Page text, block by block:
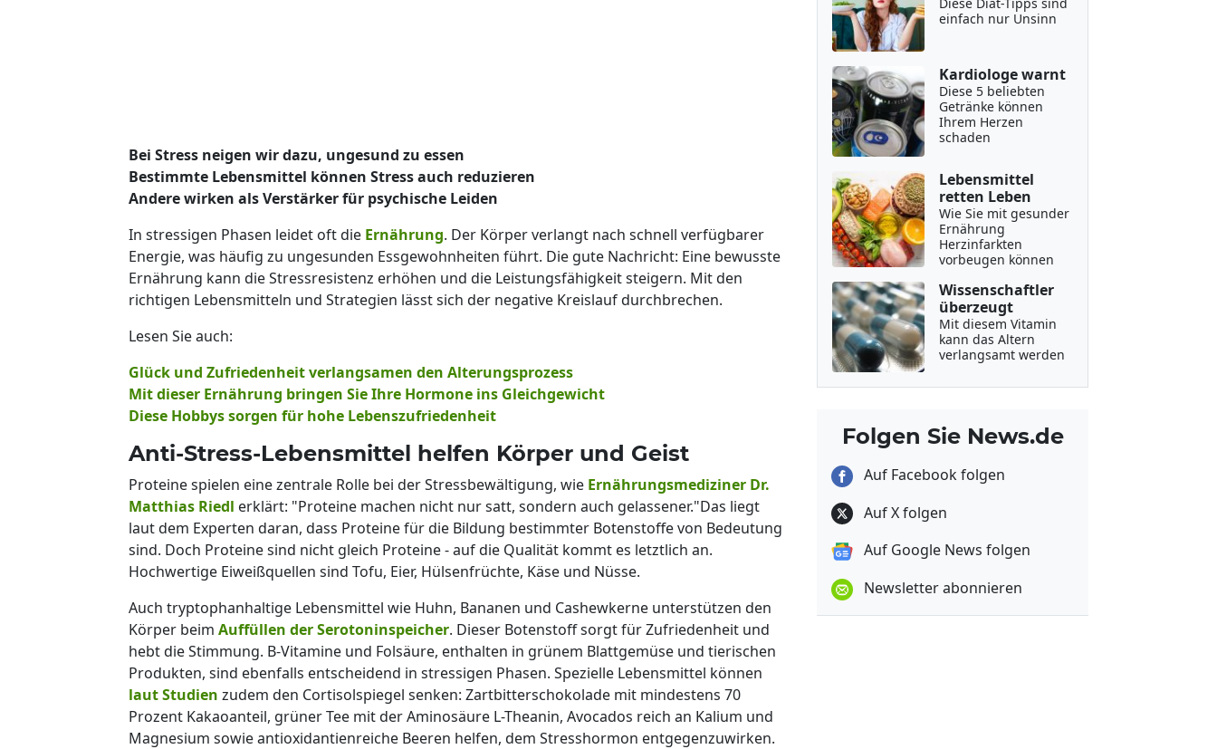
Bei Stress neigen wir dazu, ungesund zu essen
Bestimmte Lebensmittel können Stress auch reduzieren
Andere wirken als Verstärker für psychische Leiden
In stressigen Phasen leidet oft die Ernährung. Der Körper verlangt nach schnell verfügbarer
Energie, was häufig zu ungesunden Essgewohnheiten führt. Die gute Nachricht: Eine bewusste
Ernährung kann die Stressresistenz erhöhen und die Leistungsfähigkeit steigern. Mit den
richtigen Lebensmitteln und Strategien lässt sich der negative Kreislauf durchbrechen.
Lesen Sie auch:
Glück und Zufriedenheit verlangsamen den Alterungsprozess
Mit dieser Ernährung bringen Sie Ihre Hormone ins Gleichgewicht
Diese Hobbys sorgen für hohe Lebenszufriedenheit
Anti-Stress-Lebensmittel helfen Körper und Geist
Proteine spielen eine zentrale Rolle bei der Stressbewältigung, wie Ernährungsmediziner Dr.
Matthias Riedl erklärt: "Proteine machen nicht nur satt, sondern auch gelassener."Das liegt
laut dem Experten daran, dass Proteine für die Bildung bestimmter Botenstoffe von Bedeutung
sind. Doch Proteine sind nicht gleich Proteine - auf die Qualität kommt es letztlich an.
Hochwertige Eiweißquellen sind Tofu, Eier, Hülsenfrüchte, Käse und Nüsse.
Auch tryptophanhaltige Lebensmittel wie Huhn, Bananen und Cashewkerne unterstützen den
Körper beim Auffüllen der Serotoninspeicher. Dieser Botenstoff sorgt für Zufriedenheit und
hebt die Stimmung. B-Vitamine und Folsäure, enthalten in grünem Blattgemüse und tierischen
Produkten, sind ebenfalls entscheidend in stressigen Phasen. Spezielle Lebensmittel können
laut Studien zudem den Cortisolspiegel senken: Zartbitterschokolade mit mindestens 70
Prozent Kakaoanteil, grüner Tee mit der Aminosäure L-Theanin, Avocados reich an Kalium und
Magnesium sowie antioxidantienreiche Beeren helfen, dem Stresshormon entgegenzuwirken.
einfach nur Unsinn
Kardiologe warnt
Diese 5 beliebten
Getränke können
Ihrem Herzen
schaden
Lebensmittel
retten Leben
Wie Sie mit gesunder
Ernährung
Herzinfarkten
vorbeugen können
Wissenschaftler
überzeugt
Mit diesem Vitamin
kann das Altern
verlangsamt werden
Folgen Sie News.de
Auf Facebook folgen
Auf X folgen
Auf Google News folgen
Newsletter abonnieren